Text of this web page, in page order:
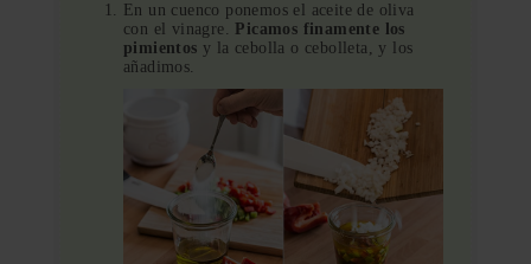
En un cuenco ponemos el aceite de oliva
con el vinagre.
Picamos finamente los
pimientos y la cebolla o cebolleta, y los
añadimos.